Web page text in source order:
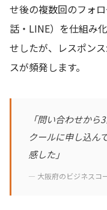
せ後の複数回のフォ
話・LINE）を仕組み
せしたが、レスポン
スが頻発します。
「問い合わせか
クールに申し込ん
感した」
— 大阪府のビジネスコ